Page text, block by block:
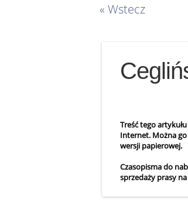
« Wstecz
Treść tego
Internet. Można
wersji papierowej.
Czasopisma do
sprzedaży prasy